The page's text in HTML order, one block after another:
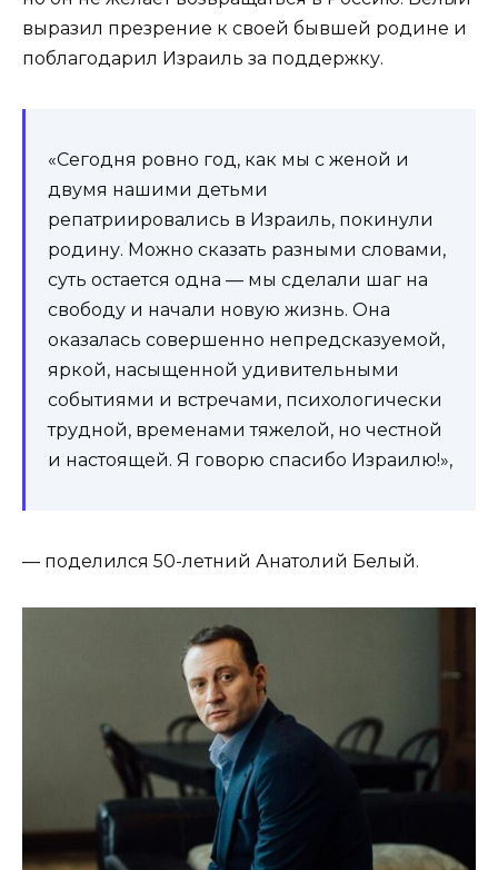
выразил презрение к своей бывшей родине и
поблагодарил Израиль за поддержку.
«Сегодня ровно год, как мы с женой и
двумя нашими детьми
репатриировались в Израиль, покинули
родину. Можно сказать разными словами,
суть остается одна — мы сделали шаг на
свободу и начали новую жизнь. Она
оказалась совершенно непредсказуемой,
яркой, насыщенной удивительными
событиями и встречами, психологически
трудной, временами тяжелой, но честной
и настоящей. Я говорю спасибо Израилю!»,
— поделился 50-летний Анатолий Белый.